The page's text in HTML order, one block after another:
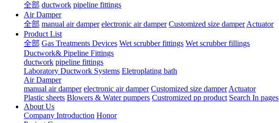
全部 ductwork pipeline fittings
Air Damper
全部 manual air damper electronic air damper Customized size damper Actuator
Product List
全部 Gas Treatments Devices Wet scrubber fittings Wet scrubber fillings
Ductwork& Pipeline Fittings
ductwork pipeline fittings
Laboratory Ductwork Systems Eletroplating bath
Air Damper
manual air damper electronic air damper Customized size damper Actuator
Plastic sheets Blowers & Water pumpers Custromized pp product Search In pages
About Us
Company Introduction Honor